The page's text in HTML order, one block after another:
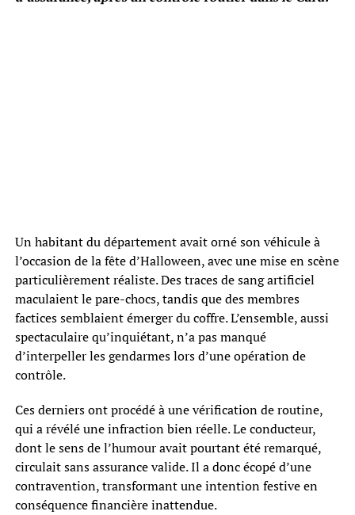
Un habitant du département avait orné son véhicule à
l’occasion de la fête d’Halloween, avec une mise en scène
particulièrement réaliste. Des traces de sang artificiel
maculaient le pare-chocs, tandis que des membres
factices semblaient émerger du coffre. L’ensemble, aussi
spectaculaire qu’inquiétant, n’a pas manqué
d’interpeller les gendarmes lors d’une opération de
contrôle.
Ces derniers ont procédé à une vérification de routine,
qui a révélé une infraction bien réelle. Le conducteur,
dont le sens de l’humour avait pourtant été remarqué,
circulait sans assurance valide. Il a donc écopé d’une
contravention, transformant une intention festive en
conséquence financière inattendue.